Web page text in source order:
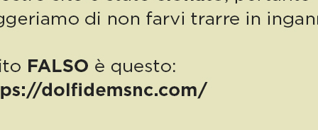
PUBBLICAZIONE AIUTI DI STATO